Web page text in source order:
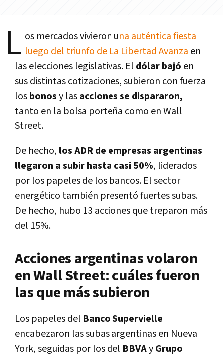
L os mercados vivieron una auténtica fiesta
luego del triunfo de La Libertad Avanza en
las elecciones legislativas. El dólar bajó en
sus distintas cotizaciones, subieron con fuerza
losbonosy lasacciones se dispararon,
tanto en la bolsa porteña como en Wall
Street.
De hecho, los ADR de empresas argentinas
llegaron a subir hasta casi 50%, liderados
por los papeles de los bancos. El sector
energético también presentó fuertes subas.
De hecho, hubo 13 acciones que treparon más
del 15%.
Acciones argentinas volaron
en Wall Street: cuáles fueron
las que más subieron
Los papeles del Banco Supervielle
encabezaron las subas argentinas en Nueva
York, seguidas por los del BBVAyGrupo